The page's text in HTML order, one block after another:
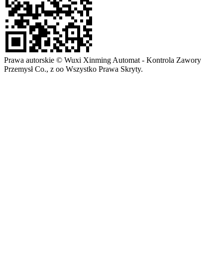
Prawa autorskie © Wuxi Xinming Automat - Kontrola Zawory
Przemysł Co., z oo Wszystko Prawa Skryty.